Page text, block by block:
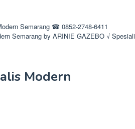
Semarang by ARINIE GAZEBO √
Modern